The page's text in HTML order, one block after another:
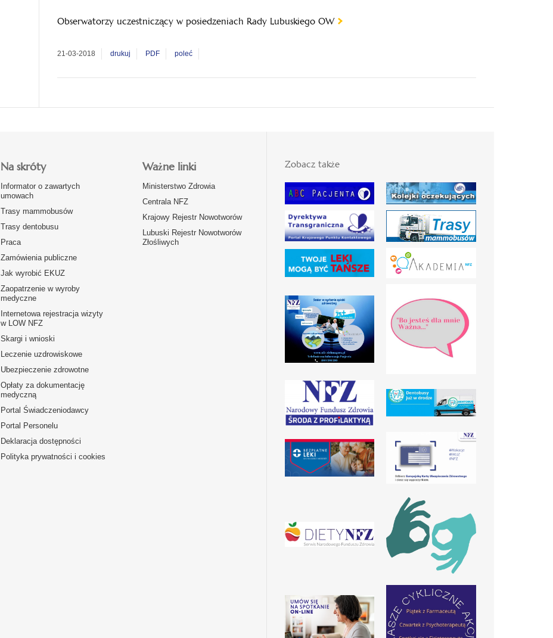
Obserwatorzy uczestniczący w posiedzeniach Rady Lubuskiego OW
21-03-2018 drukuj PDF poleć
Na skróty
Informator o zawartych
umowach
Trasy mammobusów
Trasy dentobusu
Praca
Zamówienia publiczne
Jak wyrobić EKUZ
Zaopatrzenie w wyroby
medyczne
Internetowa rejestracja wizyty
w LOW NFZ
Skargi i wnioski
Leczenie uzdrowiskowe
Ubezpieczenie zdrowotne
Opłaty za dokumentację
medyczną
Portal Świadczeniodawcy
Portal Personelu
Deklaracja dostępności
Polityka prywatności i cookies
Ważne linki
Ministerstwo Zdrowia
Centrala NFZ
Krajowy Rejestr Nowotworów
Lubuski Rejestr Nowotworów
Złośliwych
Zobacz także